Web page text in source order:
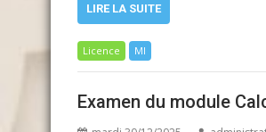
LIRE LA SUITE
Licence MI
Examen du module